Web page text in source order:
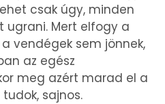
csak úgy, minden
ugrani. Mert elfogy a
vendégek sem jönnek,
az egész
meg azért marad el a
sajnos.